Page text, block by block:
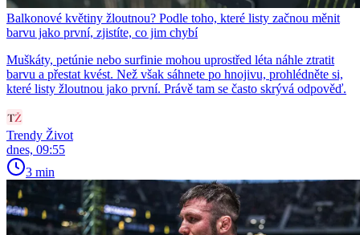
Balkonové květiny žloutnou? Podle toho, které listy začnou měnit
barvu jako první, zjistíte, co jim chybí
Muškáty, petúnie nebo surfinie mohou uprostřed léta náhle ztratit
barvu a přestat kvést. Než však sáhnete po hnojivu, prohlédněte si,
které listy žloutnou jako první. Právě tam se často skrývá odpověď.
Trendy Život
dnes, 09:55
3 min